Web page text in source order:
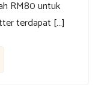
RM80 untuk
terdapat […]